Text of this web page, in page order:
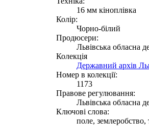
16 мм кіноплівка
Колір:
Чорно-білий
Продюсери:
Львівська обласна
Колекція
Державний архів
Номер в колекції:
1173
Правове регулювання:
Львівська обласна
Ключові слова:
поле,